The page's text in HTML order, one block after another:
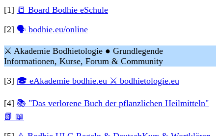
[1] 📒 Board Bodhie eSchule
[2] 🗣 bodhie.eu/online
⚔ Akademie Bodhietologie ● Grundlegende
Informationen, Kurse, Forum & Community
[3] 🎓 eAkademie bodhie.eu ⚔ bodhietologie.eu
[4] 📚 "Das verlorene Buch der pflanzlichen Heilmitteln"
📗 📖